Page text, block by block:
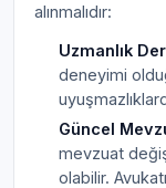
alınmalıdır:
Uzmanlık
deneyimi
Güncel
mevzuat
olabilir.